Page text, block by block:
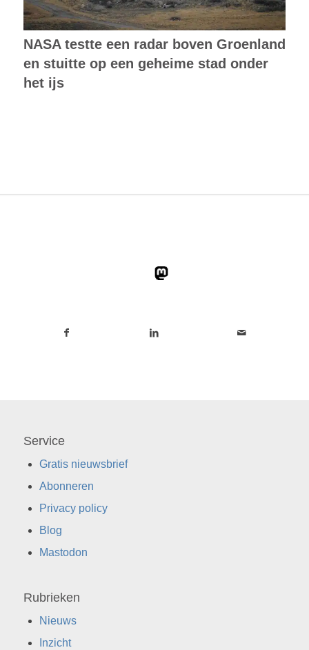
NASA testte een radar boven Groenland
en stuitte op een geheime stad onder
het ijs
Service
Gratis nieuwsbrief
Abonneren
Privacy policy
Blog
Mastodon
Rubrieken
Nieuws
Inzicht